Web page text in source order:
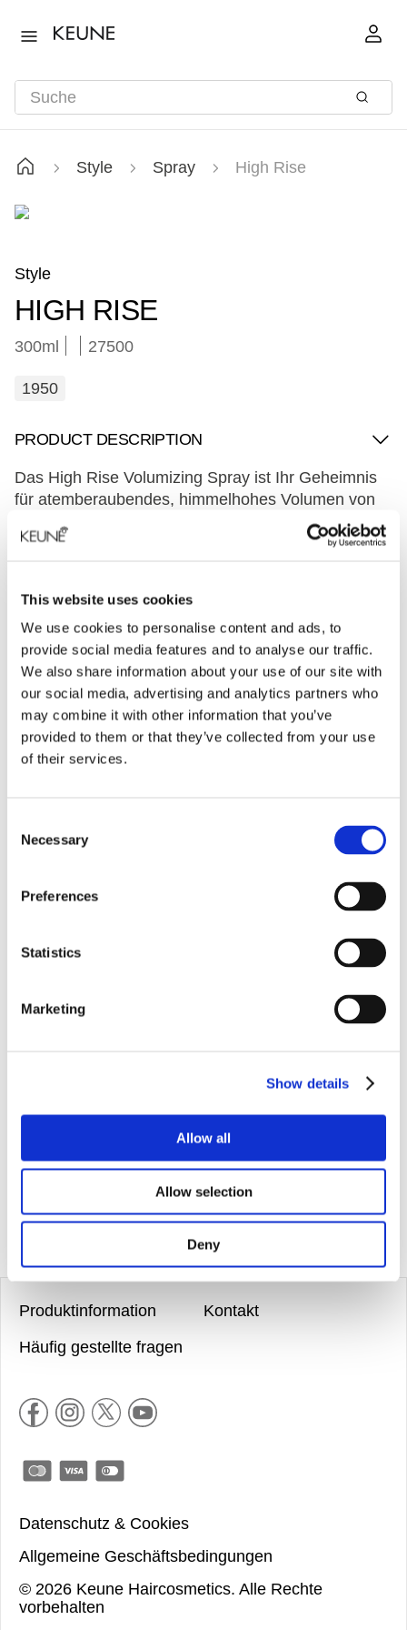
This website uses cookies
We use cookies to personalise content and ads, to
provide social media features and to analyse our traffic.
We also share information about your use of our site with
our social media, advertising and analytics partners who
may combine it with other information that you’ve
provided to them or that they’ve collected from your use
of their services.
Selection
Necessary
Preferences
Statistics
Marketing
Show details
Allow all
Allow selection
Deny
Style Spray High Rise
Style
HIGH RISE
300ml 27500
1950
PRODUCT DESCRIPTION
Das High Rise Volumizing Spray ist Ihr Geheimnis
für atemberaubendes, himmelhohes Volumen von
den Wurzeln bis zu den Spitzen. Seine leichte
Formel verleiht mühelos Fülle und Volumen, ideal
Panthenol und pflanzlichen Proteinen, die Ihre
Strähnen stärken, während Vitamin E vor täglichen
Umwelteinflüssen schützt. Um das Volumen am
Ansatz zu maximieren, föhnen Sie Ihr Haar
kopfüber. So bleibt Ihr Haar den ganzen Tag über
voluminös und strahlend. Genießen Sie den
erfrischenden Duft von Rhubarb Bloom, der einen
bleibenden Eindruck hinterlässt, wo immer Sie
HAZARDOUS SUBSTANCE CODE
VOLUME
Produktinformation
Häufig gestellte fragen
Kontakt
Datenschutz & Cookies
Allgemeine Geschäftsbedingungen
© 2026 Keune Haircosmetics. Alle Rechte
vorbehalten